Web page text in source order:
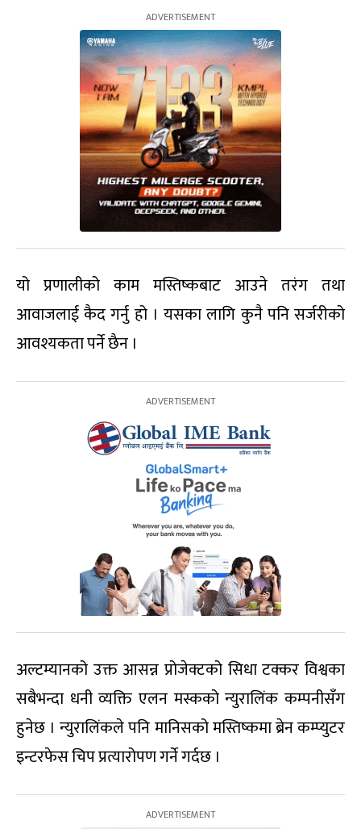
यो प्रणालीको काम मस्तिष्कबाट आउने तरंग तथा
आवाजलाई कैद गर्नु हो । यसका लागि कुनै पनि सर्जरीको
आवश्यकता पर्ने छैन ।
अल्टम्यानको उक्त आसन्न प्रोजेक्टको सिधा टक्कर विश्वका
सबैभन्दा धनी व्यक्ति एलन मस्कको न्युरालिंक कम्पनीसँग
हुनेछ । न्युरालिंकले पनि मानिसको मस्तिष्कमा ब्रेन कम्प्युटर
इन्टरफेस चिप प्रत्यारोपण गर्ने गर्दछ ।